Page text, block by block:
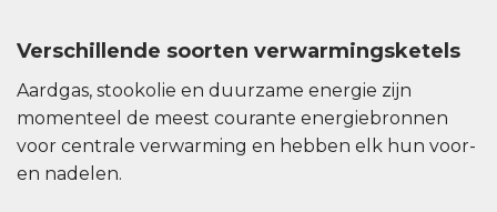
Verschillende soorten verwarmingsketels
Aardgas, stookolie en duurzame energie zijn
momenteel de meest courante energiebronnen
voor centrale verwarming en hebben elk hun voor-
en nadelen.